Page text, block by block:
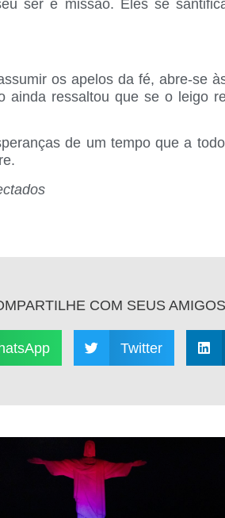
ser e missão. Eles se
os apelos da fé, abre-se
ainda ressaltou que se o leigo
de um tempo que a
COM SEUS AMIGOS
Twitter